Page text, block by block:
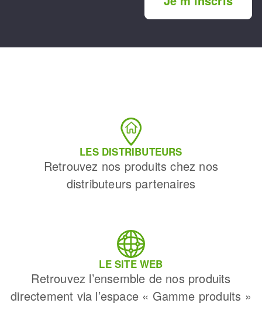
LES DISTRIBUTEURS
Retrouvez nos produits chez nos
distributeurs partenaires
LE SITE WEB
Retrouvez l’ensemble de nos produits
directement via l’espace « Gamme produits »